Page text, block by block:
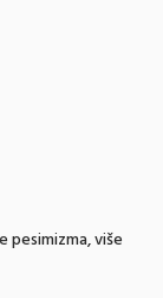
pesimizma, više